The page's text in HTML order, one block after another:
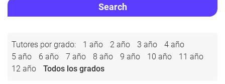
Search
Tutores por grado: 1 año 2 año 3 año
4 año
5 año
6 año 7 año 8 año 9 año 10 año
11 año
12 año
Todos los grados